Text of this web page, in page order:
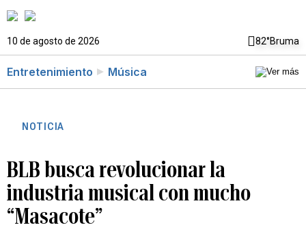
10 de agosto de 2026 82°Bruma
Entretenimiento Música
NOTICIA
BLB busca revolucionar la
industria musical con mucho
“Masacote”